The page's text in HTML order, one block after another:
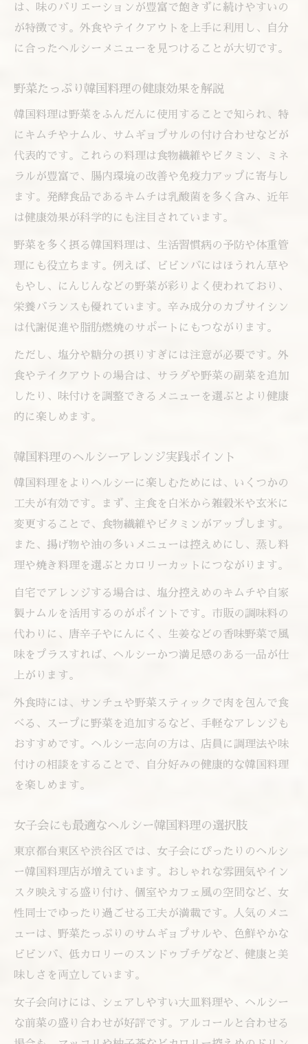
は、味のバリエーションが豊富で飽きずに続けやすいの
が特徴です。外食やテイクアウトを上手に利用し、自分
に合ったヘルシーメニューを見つけることが大切です。
野菜たっぷり韓国料理の健康効果を解説
韓国料理は野菜をふんだんに使用することで知られ、特
にキムチやナムル、サムギョプサルの付け合わせなどが
代表的です。これらの料理は食物繊維やビタミン、ミネ
ラルが豊富で、腸内環境の改善や免疫力アップに寄与し
ます。発酵食品であるキムチは乳酸菌を多く含み、近年
は健康効果が科学的にも注目されています。
野菜を多く摂る韓国料理は、生活習慣病の予防や体重管
理にも役立ちます。例えば、ビビンバにはほうれん草や
もやし、にんじんなどの野菜が彩りよく使われており、
栄養バランスも優れています。辛み成分のカプサイシン
は代謝促進や脂肪燃焼のサポートにもつながります。
ただし、塩分や糖分の摂りすぎには注意が必要です。外
食やテイクアウトの場合は、サラダや野菜の副菜を追加
したり、味付けを調整できるメニューを選ぶとより健康
的に楽しめます。
韓国料理のヘルシーアレンジ実践ポイント
韓国料理をよりヘルシーに楽しむためには、いくつかの
工夫が有効です。まず、主食を白米から雑穀米や玄米に
変更することで、食物繊維やビタミンがアップします。
また、揚げ物や油の多いメニューは控えめにし、蒸し料
理や焼き料理を選ぶとカロリーカットにつながります。
自宅でアレンジする場合は、塩分控えめのキムチや自家
製ナムルを活用するのがポイントです。市販の調味料の
代わりに、唐辛子やにんにく、生姜などの香味野菜で風
味をプラスすれば、ヘルシーかつ満足感のある一品が仕
上がります。
外食時には、サンチュや野菜スティックで肉を包んで食
べる、スープに野菜を追加するなど、手軽なアレンジも
おすすめです。ヘルシー志向の方は、店員に調理法や味
付けの相談をすることで、自分好みの健康的な韓国料理
を楽しめます。
女子会にも最適なヘルシー韓国料理の選択肢
東京都台東区や渋谷区では、女子会にぴったりのヘルシ
ー韓国料理店が増えています。おしゃれな雰囲気やイン
スタ映えする盛り付け、個室やカフェ風の空間など、女
性同士でゆったり過ごせる工夫が満載です。人気のメニ
ューは、野菜たっぷりのサムギョプサルや、色鮮やかな
ビビンバ、低カロリーのスンドゥブチゲなど、健康と美
味しさを両立しています。
女子会向けには、シェアしやすい大皿料理や、ヘルシー
な前菜の盛り合わせが好評です。アルコールと合わせる